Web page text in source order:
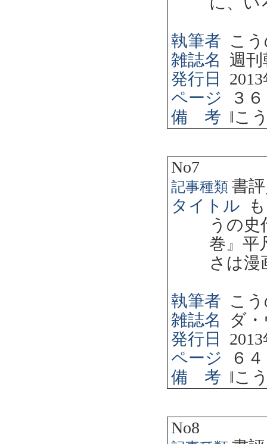
執筆者 こ
雑誌名
週刊
発行日
2013
ページ
３
備 考 ‖こ
No7
記事種類 書
タイトル
うの
巻』平
さは漫
執筆者 こ
雑誌名
ダ
発行日
2013
ページ
６
備 考 ‖こ
No8